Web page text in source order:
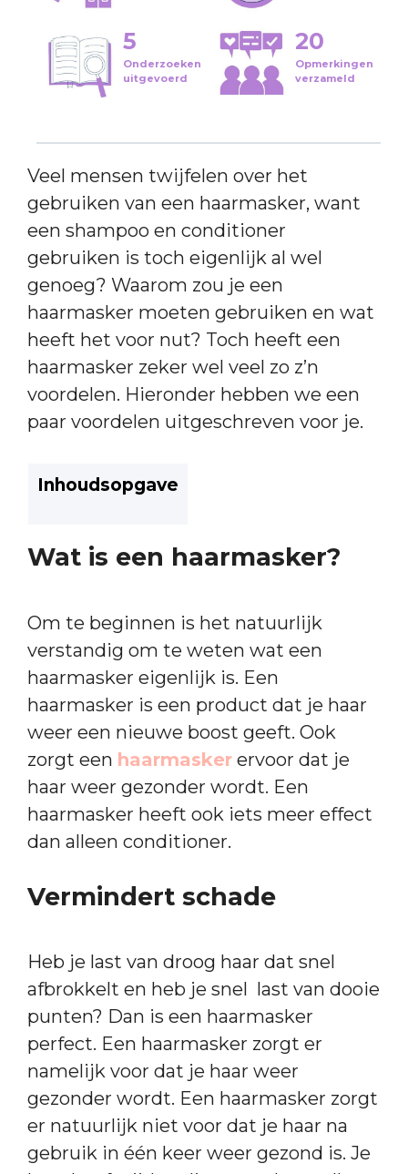
5
Onderzoeken
uitgevoerd
20
Opmerkingen
verzameld
Veel mensen twijfelen over het
gebruiken van een haarmasker, want
een shampoo en conditioner
gebruiken is toch eigenlijk al wel
genoeg? Waarom zou je een
haarmasker moeten gebruiken en wat
heeft het voor nut? Toch heeft een
haarmasker zeker wel veel zo z’n
voordelen. Hieronder hebben we een
paar voordelen uitgeschreven voor je.
Inhoudsopgave
Wat is een haarmasker?
Om te beginnen is het natuurlijk
verstandig om te weten wat een
haarmasker eigenlijk is. Een
haarmasker is een product dat je haar
weer een nieuwe boost geeft. Ook
zorgt een haarmasker ervoor dat je
haar weer gezonder wordt. Een
haarmasker heeft ook iets meer effect
dan alleen conditioner.
Vermindert schade
Heb je last van droog haar dat snel
afbrokkelt en heb je snel last van dooie
punten? Dan is een haarmasker
perfect. Een haarmasker zorgt er
namelijk voor dat je haar weer
gezonder wordt. Een haarmasker zorgt
er natuurlijk niet voor dat je haar na
gebruik in één keer weer gezond is. Je